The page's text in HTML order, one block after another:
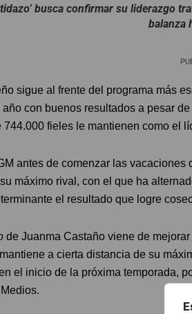
busca confirmar su liderazgo
balanza
sigue al frente del programa más
con buenos resultados a pesar
744.000 fieles le mantienen como el
antes de comenzar las
máximo rival, con el que ha
el resultado que logre
de Juanma Castaño viene de
a cierta distancia de su
el inicio de la próxima temporada,